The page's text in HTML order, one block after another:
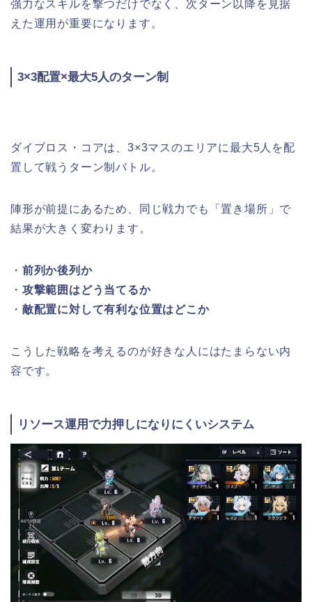
強力なスキルを撃つだけでなく、次ターン以降を見据
えた運用が重要になります。
3×3配置×最大5人のターン制
ダイブロス・コアは、3×3マスのエリアに最大5人を配
置して戦うターン制バトル。
陣形が前提にあるため、同じ戦力でも「置き場所」で
結果が大きく変わります。
・ 前列か後列か
・ 攻撃範囲はどう当てるか
・ 敵配置に対して有利な位置はどこか
こうした戦略を考えるのが好きな人にはたまらない内
容です。
リソース運用で力押しになりにくいシステム